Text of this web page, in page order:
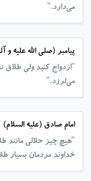
می‌دارد."
پیامبر (صلی الله علیه و
"ازدواج کنید ولی طلاق
می‌لرزد."
امام صادق (علیه السلام)
"هیچ چیز حلالی مانند
خداوند مردمان بسیار